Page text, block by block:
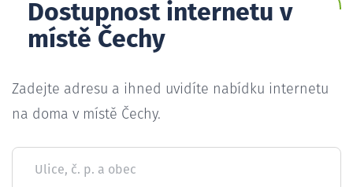
Dostupnost internetu v
místě Čechy
Zadejte adresu a ihned uvidíte nabídku internetu
na doma v místě Čechy.
Ulice, č. p. a obec